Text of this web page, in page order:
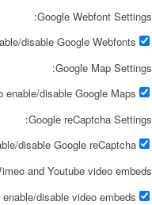
Google Webfont Settings:
disable Google Webfonts.
Google Map Settings:
enable/disable Google Maps.
Google reCaptcha Settings:
disable Google reCaptcha.
and Youtube video embeds:
disable video embeds.